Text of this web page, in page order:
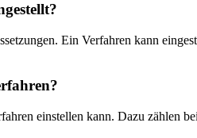
Ein Verfahren kann
einstellen kann. Dazu zählen